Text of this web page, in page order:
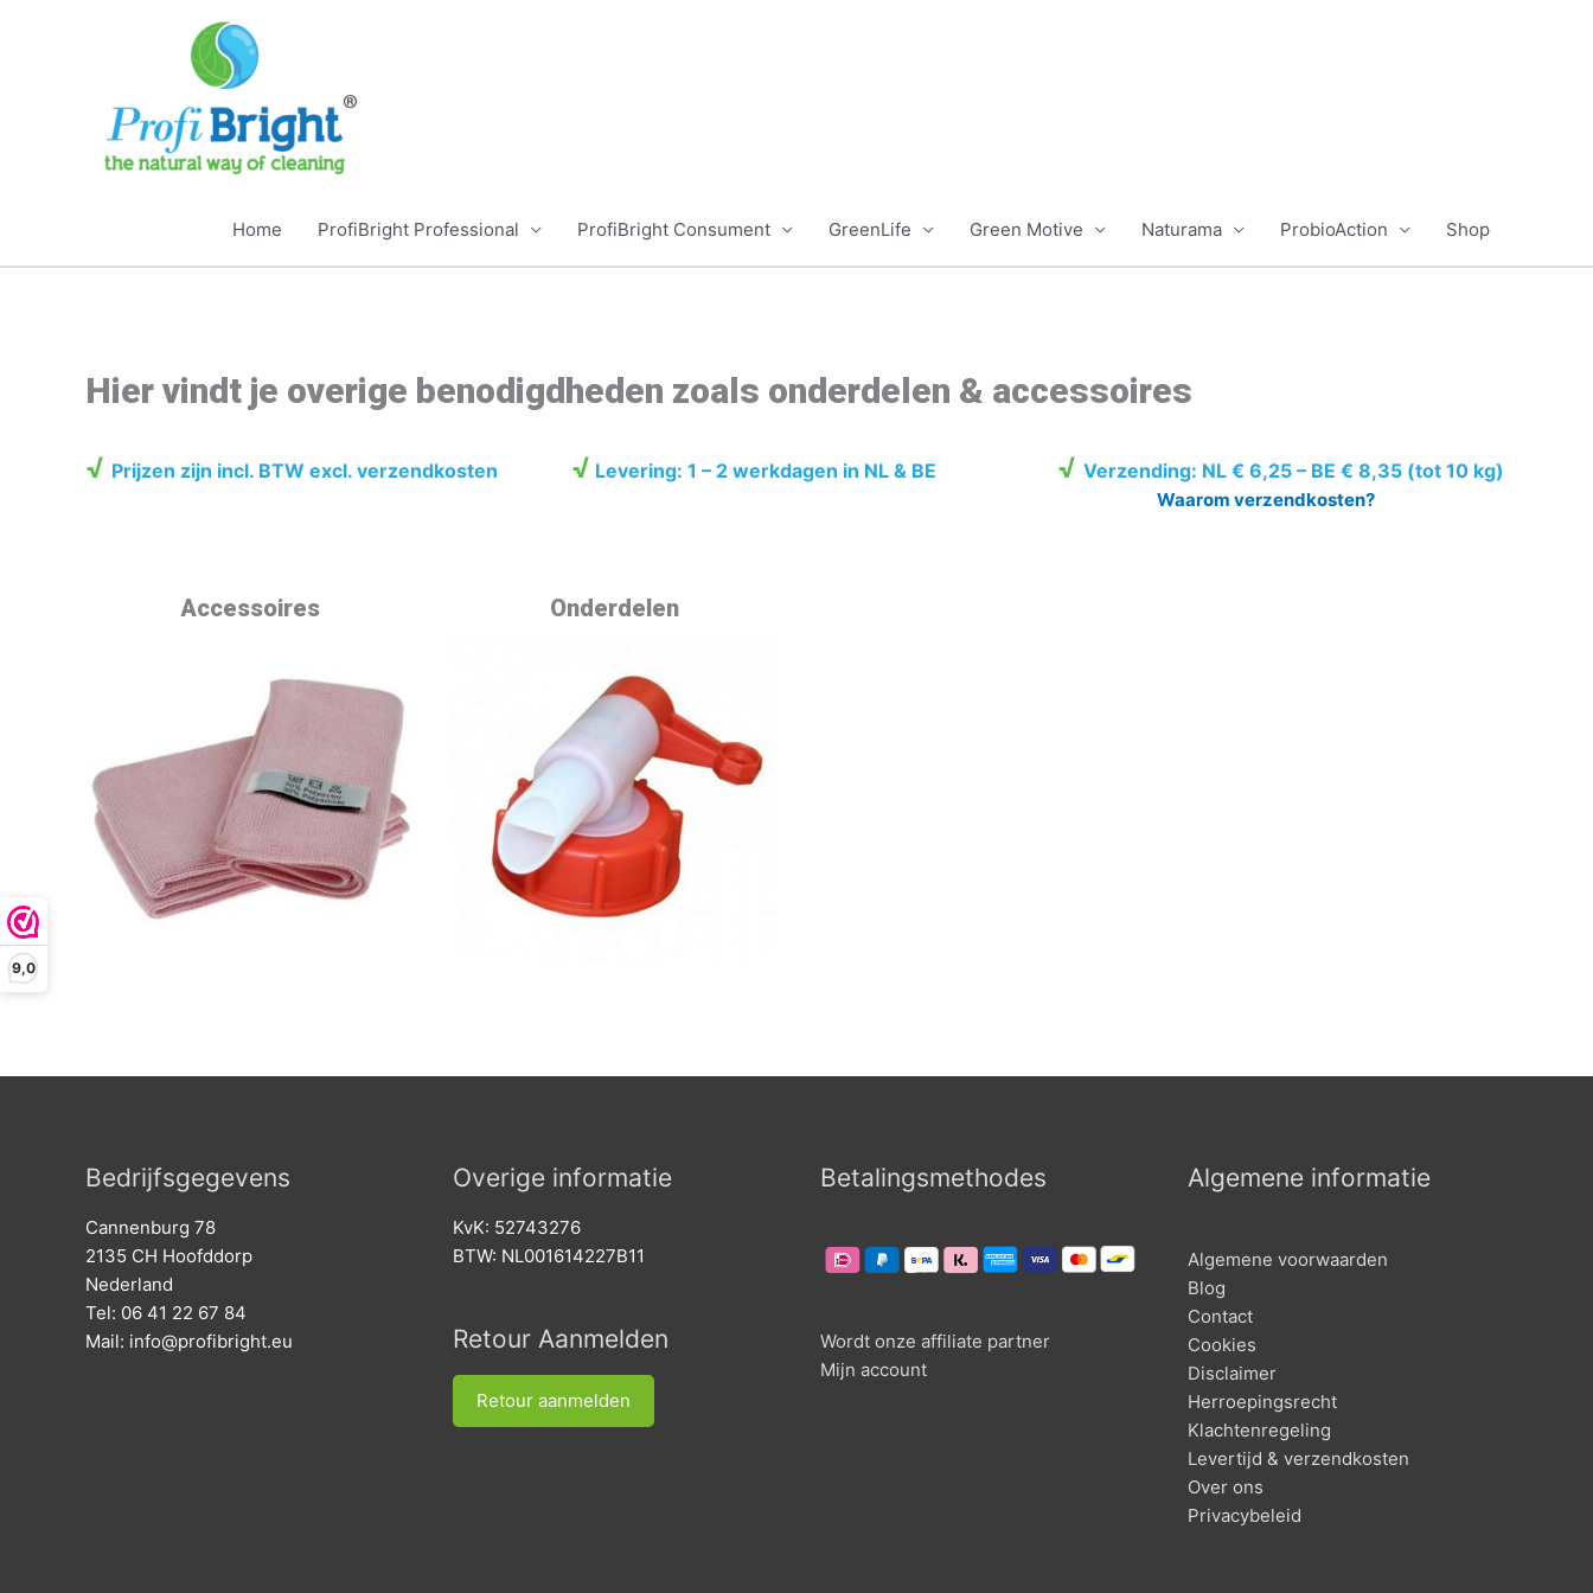
9,0
Home ProfiBright Professional ProfiBright Consument GreenLife Green Motive Naturama ProbioAction Shop
Hier vindt je overige benodigdheden zoals onderdelen & accessoires
√ Prijzen zijn incl. BTW excl. verzendkosten √ Levering: 1 – 2 werkdagen in NL & BE √ Verzending: NL € 6,25 – BE € 8,35 (tot 10 kg)
Waarom verzendkosten?
Accessoires Onderdelen
Bedrijfsgegevens
Cannenburg 78
2135 CH Hoofddorp
Nederland
Tel: 06 41 22 67 84
Mail: info@profibright.eu
Overige informatie
KvK: 52743276
BTW: NL001614227B11
Retour Aanmelden
Retour aanmelden
Betalingsmethodes
Wordt onze affiliate partner
Mijn account
Algemene informatie
Algemene voorwaarden
Blog
Contact
Cookies
Disclaimer
Herroepingsrecht
Klachtenregeling
Levertijd & verzendkosten
Over ons
Privacybeleid